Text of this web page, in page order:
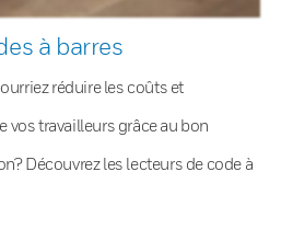
à barres
réduire les coûts et
vos travailleurs grâce au bon
Découvrez les lecteurs de code à